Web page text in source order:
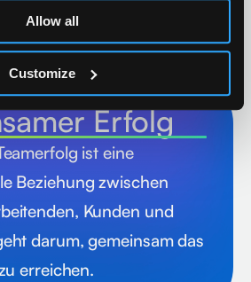
Allow all
Customize
was wir tun.
Erfolg
ist eine
Beziehung zwischen
Kunden und
darum, gemeinsam das
erreichen.